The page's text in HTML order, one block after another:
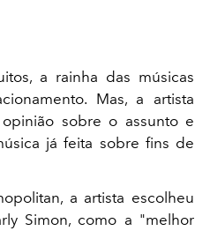
a rainha das músicas
Mas, a artista
sobre o assunto e
já feita sobre fins de
a artista escolheu
Simon, como a "melhor